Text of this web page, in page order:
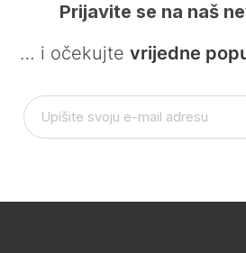
Prijavite se na naš
… i očekujte vrijedne